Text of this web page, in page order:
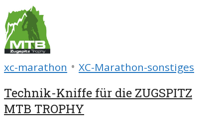
xc-marathon • XC-Marathon-sonstiges
Technik-Kniffe für die ZUGSPITZ
MTB TROPHY